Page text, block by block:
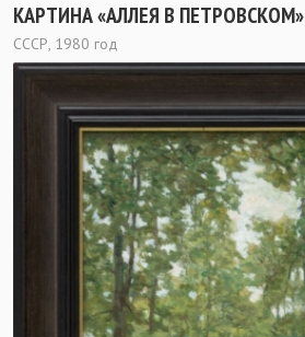
КАРТИНА «АЛЛЕЯ В ПЕТРОВСКОМ»
СССР, 1980 год